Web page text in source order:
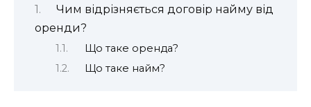
Чим відрізняється договір найму від
оренди?
Що таке оренда?
Що таке найм?